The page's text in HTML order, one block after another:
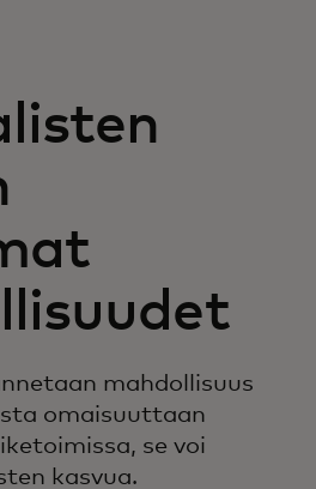
mahdollisuus
omaisuuttaan
se voi
kasvua.